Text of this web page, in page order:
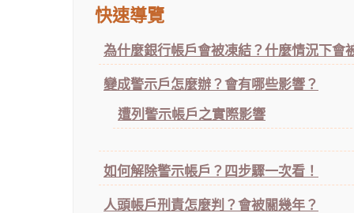
快速導覽
為什麼銀行帳戶會被凍結？什麼情況下會
變成警示戶怎麼辦？會有哪些影響？
遭列警示帳戶之實際影響
如何解除警示帳戶？四步驟一次看！
人頭帳戶刑責怎麼判？會被關幾年？